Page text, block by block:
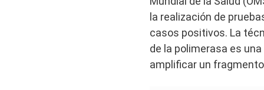
la realización de
casos positivos. La
de la polimerasa es
amplificar un